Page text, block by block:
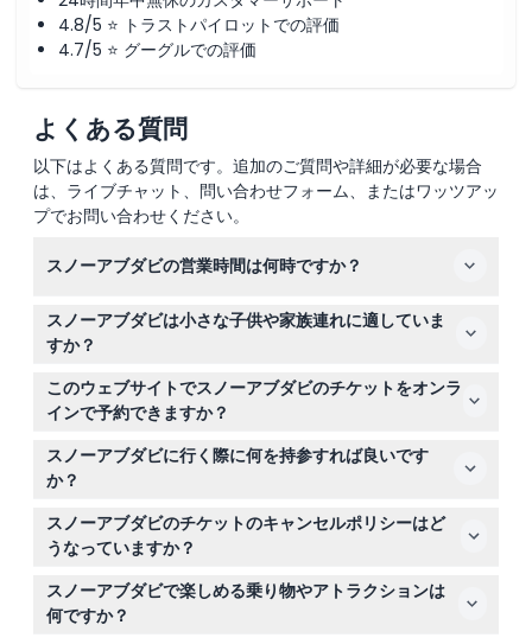
4.8/5 ⭐ トラストパイロットでの評価
4.7/5 ⭐ グーグルでの評価
よくある質問
以下はよくある質問です。追加のご質問や詳細が必要な場合
は、ライブチャット、問い合わせフォーム、またはワッツアッ
プでお問い合わせください。
スノーアブダビの営業時間は何時ですか？
スノーアブダビの営業時間は日曜日から木曜日が午前10時
から午後10時まで、金曜日と土曜日は午前10時から午後11
時59分までです（変更される場合がありますので、ご予
約時にご確認ください）。
スノーアブダビは小さな子供や家族連れに適していま
すか？
安全上の理由から2歳未満の子供の入場はできません。14
歳未満の子供は16歳以上の大人の同伴が必要で、13歳未満
のゲストはヘルメットの着用が義務付けられています。
このウェブサイトでスノーアブダビのチケットをオンラ
インで予約できますか？
はい、こちらのサイトで簡単にチケットをオンライン予約
でき、全てのスノーパークの乗り物やアトラクションに無
制限でアクセスが含まれています。
スノーアブダビに行く際に何を持参すれば良いです
か？
公園内の気温は約マイナス2度なので暖かい服装でお越し
ください。雪遊びに適した快適な服と靴を着用し、13歳未
満のゲストはヘルメットの着用が必要です。
スノーアブダビのチケットのキャンセルポリシーはど
うなっていますか？
チケットは一度予約されると返金不可で、特に当日予約や
レッスン・ペンギン体験などの特別アクティビティは変更
やキャンセルはできません。
スノーアブダビで楽しめる乗り物やアトラクションは
何ですか？